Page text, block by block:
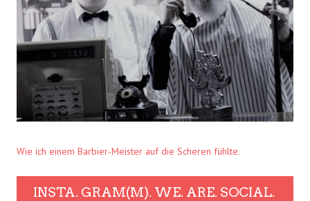
Wie ich einem Barbier-Meister auf die Scheren fühlte.
INSTA. GRAM(M). WE. ARE. SOCIAL.